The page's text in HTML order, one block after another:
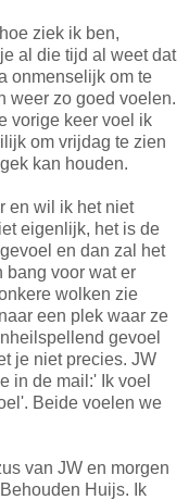
ziek ik ben,
al die tijd al weet dat
onmenselijk om te
weer zo goed voelen.
vorige keer voel ik
om vrijdag te zien
kan houden.
en wil ik het niet
eigenlijk, het is de
en dan zal het
bang voor wat er
wolken zie
een plek waar ze
gevoel
je niet precies. JW
in de mail:' Ik voel
Beide voelen we
van JW en morgen
Huijs. Ik